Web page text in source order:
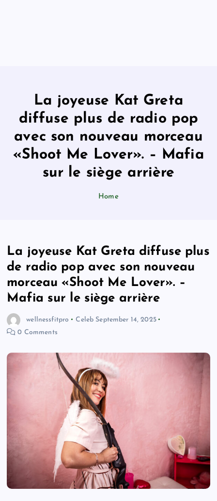
La joyeuse Kat Greta
diffuse plus de radio pop
avec son nouveau morceau
«Shoot Me Lover». – Mafia
sur le siège arrière
Home
La joyeuse Kat Greta diffuse plus
de radio pop avec son nouveau
morceau «Shoot Me Lover». –
Mafia sur le siège arrière
wellnessfitpro Celeb September 14, 2025
0 Comments